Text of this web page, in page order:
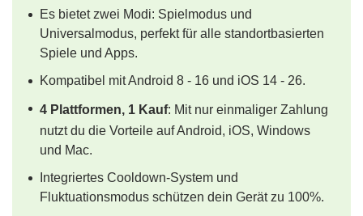
Es bietet zwei Modi: Spielmodus und
Universalmodus, perfekt für alle standortbasierten
Spiele und Apps.
Kompatibel mit Android 8 - 16 und iOS 14 - 26.
4 Plattformen, 1 Kauf: Mit nur einmaliger Zahlung
nutzt du die Vorteile auf Android, iOS, Windows
und Mac.
Integriertes Cooldown-System und
Fluktuationsmodus schützen dein Gerät zu 100%.